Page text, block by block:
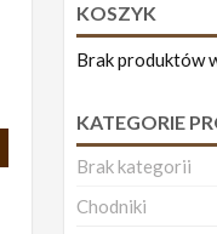
KOSZYK
Brak produktów
KATEGORIE
Brak kategorii
Chodniki